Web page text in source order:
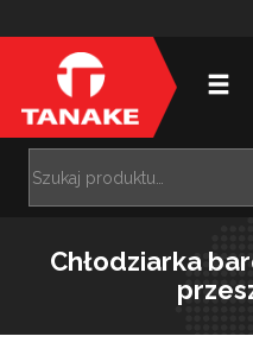
Chłodziarka